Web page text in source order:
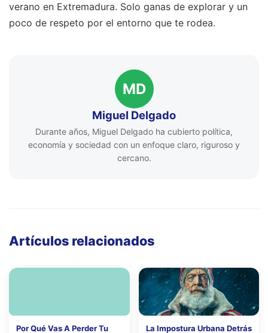
verano en Extremadura. Solo ganas de explorar y un
poco de respeto por el entorno que te rodea.
MD
Miguel Delgado
Durante años, Miguel Delgado ha cubierto política,
economía y sociedad con un enfoque claro, riguroso y
cercano.
Artículos relacionados
Por Qué Vas A Perder Tu La Impostura Urbana Detrás